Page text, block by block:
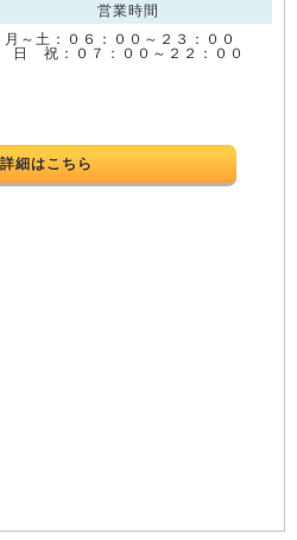
営業時間
月～土：０６：００～２３：００
日 祝：０７：００～２２：００
細はこちら